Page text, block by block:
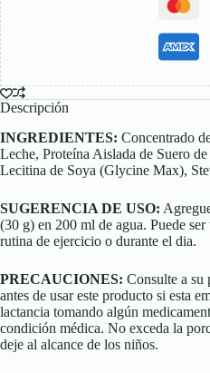
Descripción
INGREDIENTES: Concentrado
Leche, Proteína Aislada de Suero
Lecitina de Soya (Glycine Max),
SUGERENCIA DE USO:
(30 g) en 200 ml de agua. Puede ser
rutina de ejercicio o durante el dia.
PRECAUCIONES: Consulte a su
antes de usar este producto si esta
lactancia tomando algún
condición médica. No exceda la
deje al alcance de los niños.